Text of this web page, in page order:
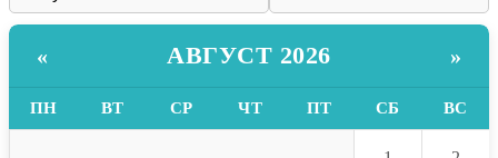
« АВГУСТ 2026 »
ПН ВТ СР ЧТ ПТ СБ ВС